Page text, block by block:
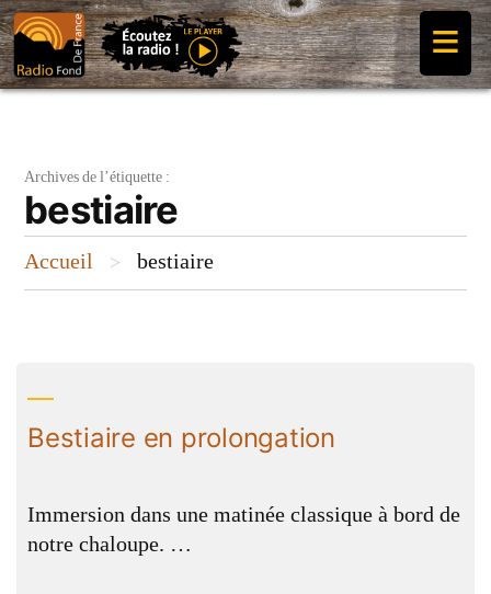
Aller
au
contenu
≡
Archives de l’étiquette :
bestiaire
Accueil > bestiaire
Bestiaire en prolongation
Immersion dans une matinée classique à bord de
notre chaloupe. …